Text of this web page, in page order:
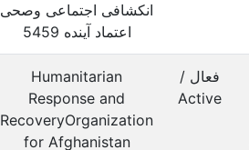
انکشافی اجتماعی وصحی
اعتماد آینده 5459
فعال /
Active
Humanitarian
Response and
RecoveryOrganization
for Afghanistan